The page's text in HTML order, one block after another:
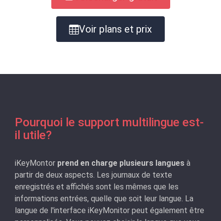
Voir plans et prix
Pourquoi le support multilingue est-
il utile?
iKeyMontor prend en charge plusieurs langues à
partir de deux aspects. Les journaux de texte
enregistrés et affichés sont les mêmes que les
informations entrées, quelle que soit leur langue. La
langue de l'interface iKeyMonitor peut également être